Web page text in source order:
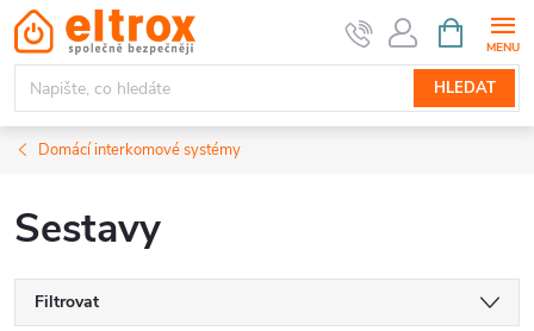
Přejít
na
obsah
HLEDAT
NÁKUPNÍ
KOŠÍK
Domácí interkomové systémy
Sestavy
Filtrovat